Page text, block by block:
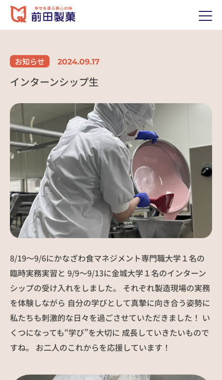
ABOUT US
前田製菓について
私たちのおもい
歴史（沿革）
経営理念
会社概要
PRODUCTS
製品紹介
取り扱い製品
当社の強み
RECRUIT
採用情報
前田のおいしいポイント
社員インタビュー
NEWS お知らせ
お問い合わせ
お知らせ 2024.09.17
インターンシップ生
8/19～9/6にかなざわ食マネジメント専門職大学１名の
臨時実務実習と 9/9～9/13に金城大学１名のインターン
シップの受け入れをしました。 それぞれ製造現場の実務
を体験しながら 自分の学びとして真摯に向き合う姿勢に
私たちも刺激的な日々を過ごさせていただきました！ い
くつになっても“学び”を大切に 成長していきたいもので
すね。 お二人のこれからを応援しています！